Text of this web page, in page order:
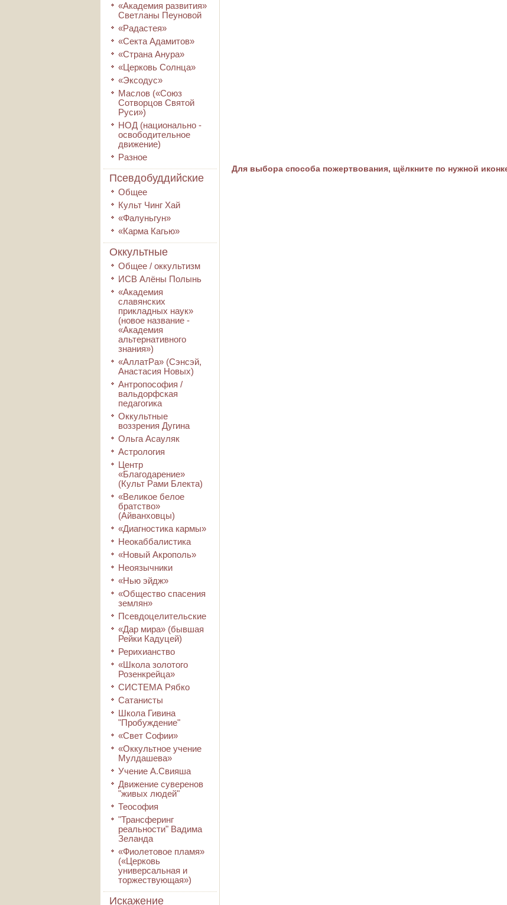
«Академия развития»
Светланы Пеуновой
«Радастея»
«Секта Адамитов»
«Страна Анура»
«Церковь Солнца»
«Эксодус»
Маслов («Союз
Сотворцов Святой
Руси»)
НОД (национально -
освободительное
движение)
Разное
Псевдобуддийские
Общее
Культ Чинг Хай
«Фалуньгун»
«Карма Кагью»
Оккультные
Общее / оккультизм
ИСВ Алёны Полынь
«Академия
славянских
прикладных наук»
(новое название -
«Академия
альтернативного
знания»)
«АллатРа» (Сэнсэй,
Анастасия Новых)
Антропософия /
вальдорфская
педагогика
Оккультные
воззрения Дугина
Ольга Асауляк
Астрология
Центр
«Благодарение»
(Культ Рами Блекта)
«Великое белое
братство»
(Айванховцы)
«Диагностика кармы»
Неокаббалистика
«Новый Акрополь»
Неоязычники
«Нью эйдж»
«Общество спасения
землян»
Псевдоцелительские
«Дар мира» (бывшая
Рейки Кадуцей)
Рерихианство
«Школа золотого
Розенкрейца»
СИСТЕМА Рябко
Сатанисты
Школа Гивина
"Пробуждение"
«Свет Софии»
«Оккультное учение
Мулдашева»
Учение А.Свияша
Движение суверенов
"живых людей"
Теософия
"Трансферинг
реальности" Вадима
Зеланда
«Фиолетовое пламя»
(«Церковь
универсальная и
торжествующая»)
Искажение
Для выбора способа пожертвования, щёлкните по нужной